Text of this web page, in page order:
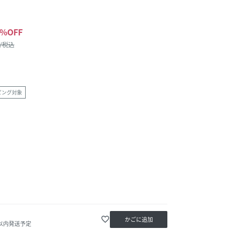
%OFF
税込
グ対象
内発送予定 favorite_border かごに追加